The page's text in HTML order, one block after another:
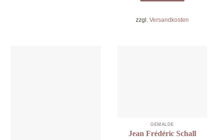
zzgl. Versandkosten
GEMÄLDE
Jean Frédéric Schall